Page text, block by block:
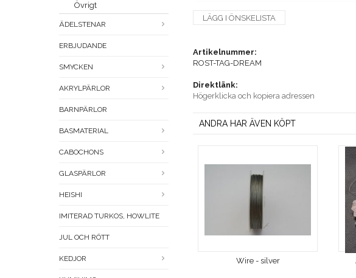
Övrigt
ÄDELSTENAR
ERBJUDANDE
SMYCKEN
AKRYLPÄRLOR
BARNPÄRLOR
BASMATERIAL
CABOCHONS
GLASPÄRLOR
HEISHI
IMITERAD TURKOS, HOWLITE
JUL OCH RÖTT
KEDJOR
LÄGG I ÖNSKELISTA
Artikelnummer:
ROST-TAG-DREAM
Direktlänk:
Högerklicka och kopiera adressen
ANDRA HAR ÄVEN KÖPT
Wire - silver